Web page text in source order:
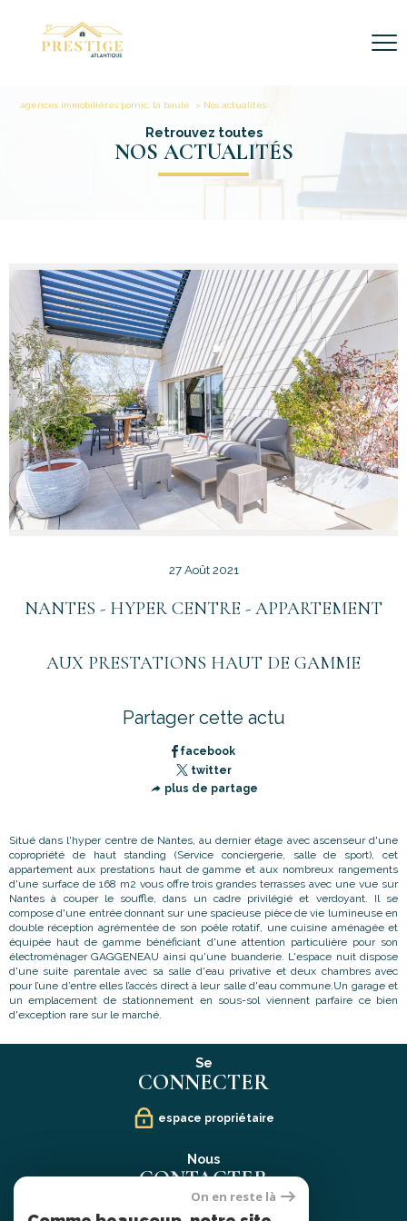
agences immobilières pornic, la baule Nos actualites
Retrouvez toutes
NOS ACTUALITÉS
27 Août 2021
NANTES - HYPER CENTRE - APPARTEMENT
AUX PRESTATIONS HAUT DE GAMME
Partager cette actu
facebook
twitter
plus de partage
Situé dans l'hyper centre de Nantes, au dernier étage avec ascenseur d'une
copropriété de haut standing (Service conciergerie, salle de sport), cet
appartement aux prestations haut de gamme et aux nombreux rangements
d'une surface de 168 m2 vous offre trois grandes terrasses avec une vue sur
Nantes à couper le souffle, dans un cadre privilégié et verdoyant. Il se
compose d'une entrée donnant sur une spacieuse pièce de vie lumineuse en
double réception agrémentée de son poêle rotatif, une cuisine aménagée et
équipée haut de gamme bénéficiant d'une attention particulière pour son
électroménager GAGGENEAU ainsi qu'une buanderie. L'espace nuit dispose
d'une suite parentale avec sa salle d'eau privative et deux chambres avec
pour l’une d’entre elles l’accès direct à leur salle d'eau commune.Un garage et
un emplacement de stationnement en sous-sol viennent parfaire ce bien
d'exception rare sur le marché.
Se
CONNECTER
espace propriétaire
Nous
CONTACTER
02 40 21 91 13
On en reste là